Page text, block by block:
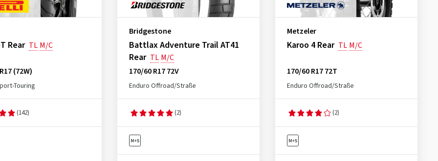
Rear TL M/C
(72W)
Touring
(142)
Bridgestone
Battlax Adventure Trail AT41
Rear TL M/C
170/60 R17 72V
Enduro Offroad/Straße
(2)
Metzeler
Karoo 4 Rear TL M/C
170/60 R17 72T
Enduro Offroad/Straße
(2)